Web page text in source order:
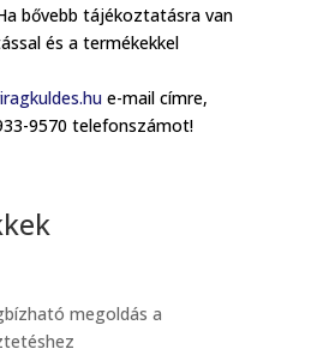
bővebb tájékoztatásra van
és a termékekkel
e-mail címre,
9570 telefonszámot!
megoldás a